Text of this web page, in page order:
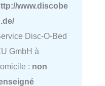
www.discobe
Disc-O-Bed
GmbH à
: non